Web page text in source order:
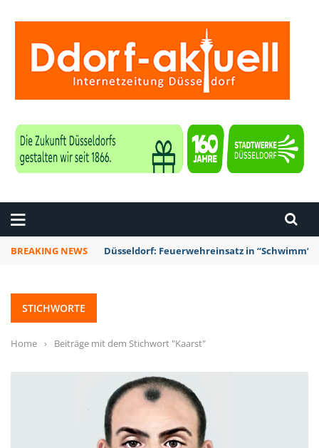
BREAKING NEWS Düsseldorf: Feuerwehreinsatz in “Schwimm’
STICHWORTE
Home › Beiträge mit dem Stichwort "Kaarst"